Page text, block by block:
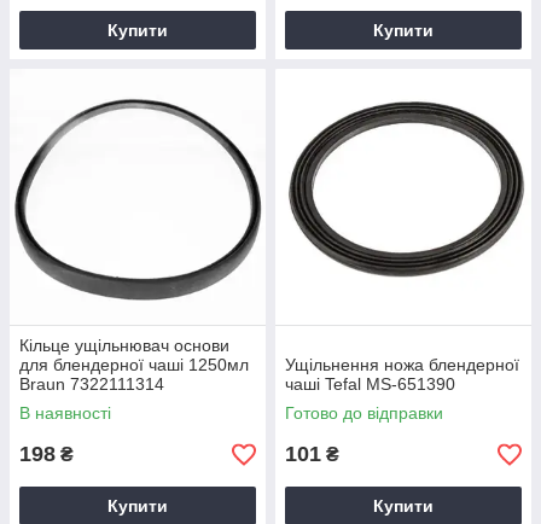
Купити Купити
Кільце ущільнювач основи
для блендерної чаші 1250мл
Braun 7322111314
В наявності
198 ₴
Купити
Ущільнення ножа блендерної
чаші Tefal MS-651390
Готово до відправки
101 ₴
Купити